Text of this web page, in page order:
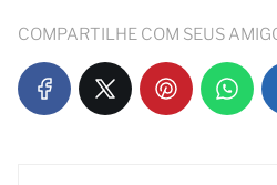
COMPARTILHE COM SEUS